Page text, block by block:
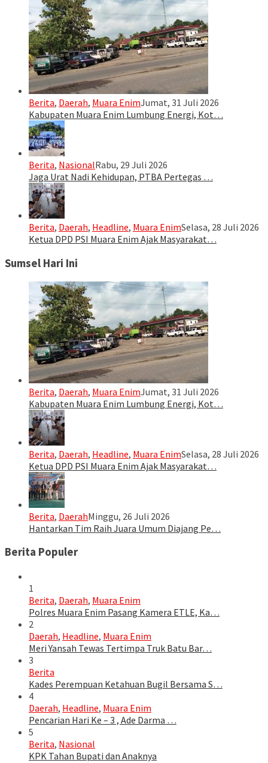
Berita, Daerah, Muara EnimJumat, 31 Juli 2026
Kabupaten Muara Enim Lumbung Energi, Kot…
Berita, NasionalRabu, 29 Juli 2026
Jaga Urat Nadi Kehidupan, PTBA Pertegas …
Berita, Daerah, Headline, Muara EnimSelasa, 28 Juli 2026
Ketua DPD PSI Muara Enim Ajak Masyarakat…
Sumsel Hari Ini
Berita, Daerah, Muara EnimJumat, 31 Juli 2026
Kabupaten Muara Enim Lumbung Energi, Kot…
Berita, Daerah, Headline, Muara EnimSelasa, 28 Juli 2026
Ketua DPD PSI Muara Enim Ajak Masyarakat…
Berita, DaerahMinggu, 26 Juli 2026
Hantarkan Tim Raih Juara Umum Diajang Pe…
Berita Populer
1
Berita, Daerah, Muara Enim
Polres Muara Enim Pasang Kamera ETLE, Ka…
2
Daerah, Headline, Muara Enim
Meri Yansah Tewas Tertimpa Truk Batu Bar…
3
Berita
Kades Perempuan Ketahuan Bugil Bersama S…
4
Daerah, Headline, Muara Enim
Pencarian Hari Ke – 3 , Ade Darma …
5
Berita, Nasional
KPK Tahan Bupati dan Anaknya